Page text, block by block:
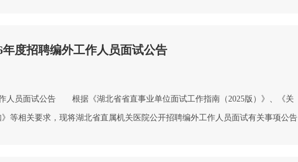
度招聘编外工作人员面试公告
人员面试公告 根据《湖北省省直事业单位面试工作指南（2025版）》、《关
等相关要求，现将湖北省直属机关医院公开招聘编外工作人员面试有关事项公告